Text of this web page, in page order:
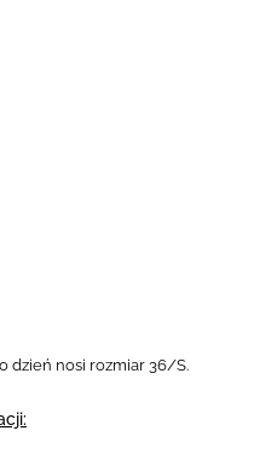
dzień nosi rozmiar 36/S.